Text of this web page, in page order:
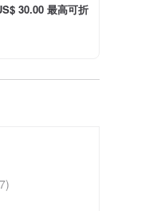
30.00 最高可折